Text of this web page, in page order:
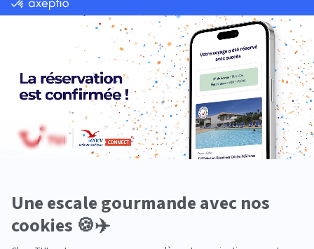
Neige
Plongée
Premium